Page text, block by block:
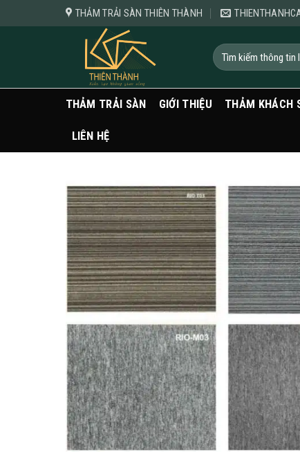
qua
THẢM TRẢI SÀN THIÊN THÀNH
Tìm
kiếm:
THẢM TRẢI SÀN GIỚI THIỆU THẢM KHÁCH
LIÊN HỆ